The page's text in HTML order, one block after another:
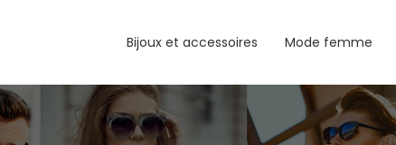
Bijoux et accessoires Mode femme